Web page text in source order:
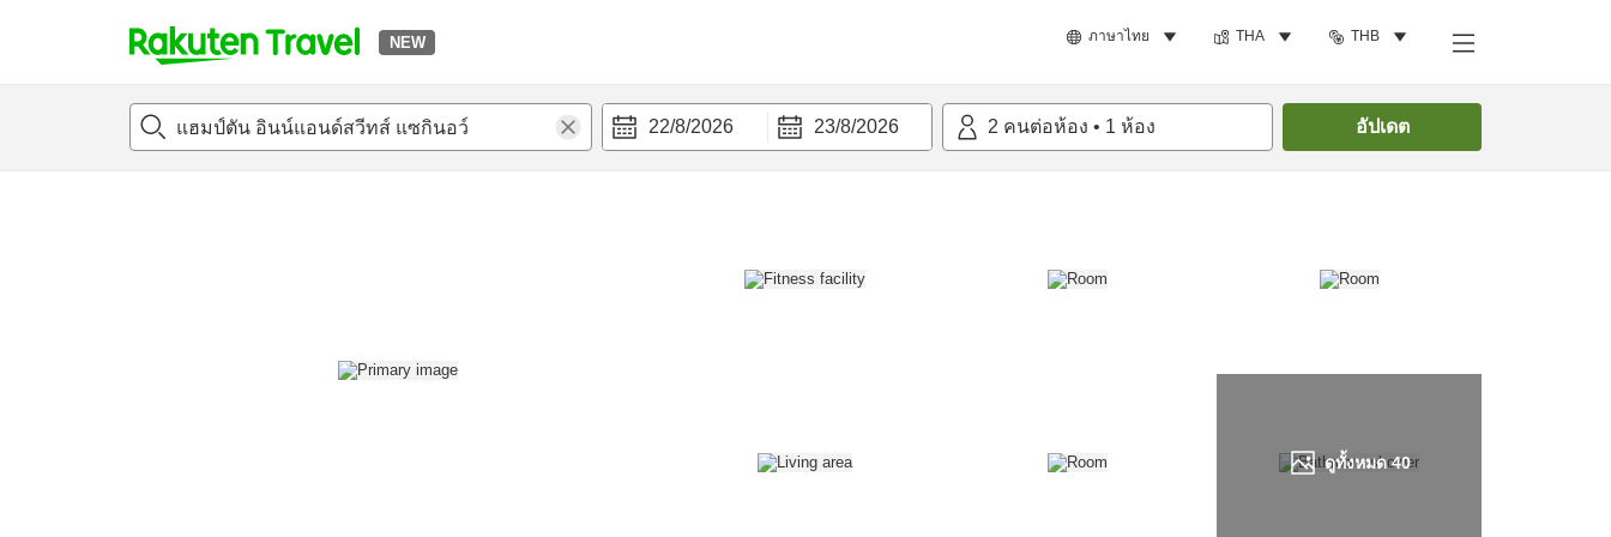
NEW ภาษาไทย THA THB
t
p
22/8/2026 23/8/2026 2 คนต่อห้อง • 1 ห้อง อัปเดต
ดูทั้งหมด40
แนะนำที่พักห้องพักและแพลนพักรีวิวสิ่่งอำนวยความสะดวก ค้นหาห้องพัก